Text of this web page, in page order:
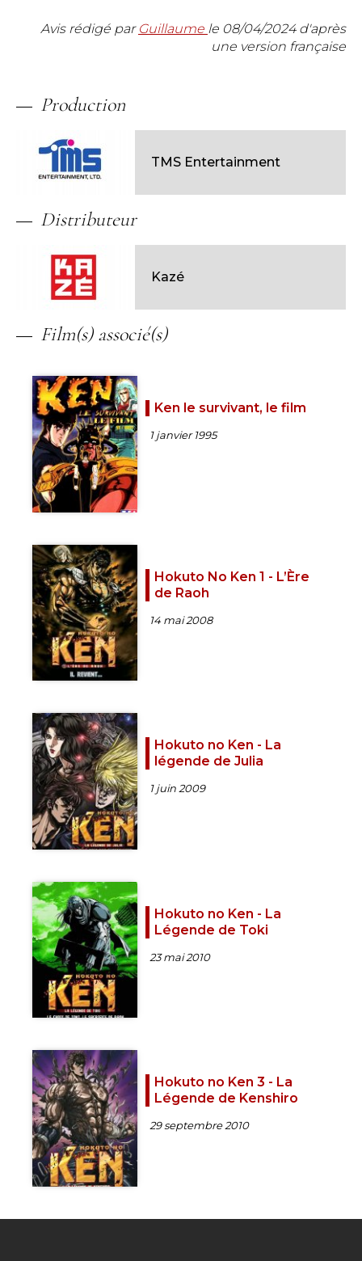
Avis rédigé par Guillaume le 08/04/2024d'après
une version française
Production
TMS Entertainment
Distributeur
Kazé
Film(s) associé(s)
Ken le survivant, le film
1 janvier 1995
Hokuto No Ken 1 - L’Ère
de Raoh
14 mai 2008
Hokuto no Ken - La
légende de Julia
1 juin 2009
Hokuto no Ken - La
Légende de Toki
23 mai 2010
Hokuto no Ken 3 - La
Légende de Kenshiro
29 septembre 2010